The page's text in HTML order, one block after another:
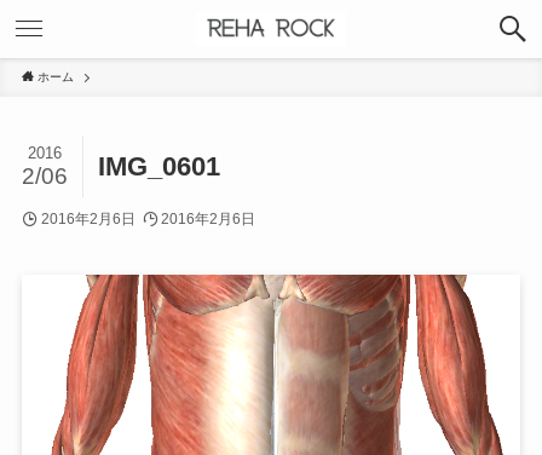
ホーム
IMG_0601
2016
2/06
2016年2月6日 2016年2月6日